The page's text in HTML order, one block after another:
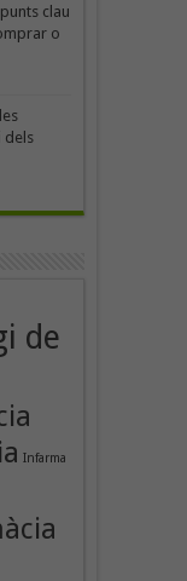
clau
o
dels
de
Infarma